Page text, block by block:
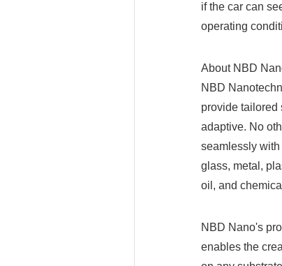
if the car can
operating
About NBD
NBD
provide tailored
adaptive. No
seamlessly
glass, metal,
oil, and
NBD Nano's
enables the